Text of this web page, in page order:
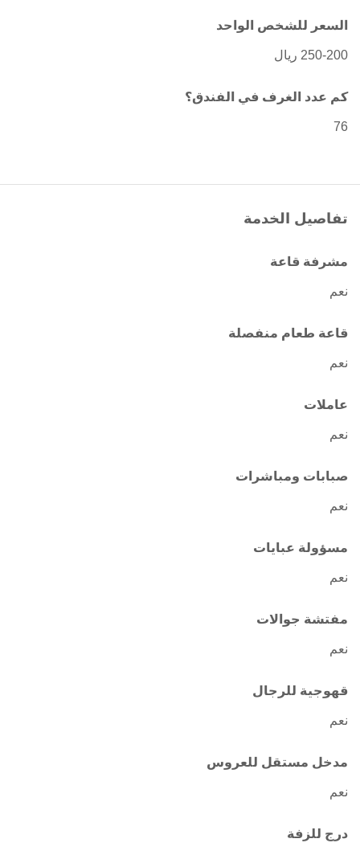
السعر للشخص الواحد
250-200 ريال
كم عدد الغرف في الفندق؟
76
تفاصيل الخدمة
مشرفة قاعة
نعم
قاعة طعام منفصلة
نعم
عاملات
نعم
صبابات ومباشرات
نعم
مسؤولة عبايات
نعم
مفتشة جوالات
نعم
قهوجية للرجال
نعم
مدخل مستقل للعروس
نعم
درج للزفة